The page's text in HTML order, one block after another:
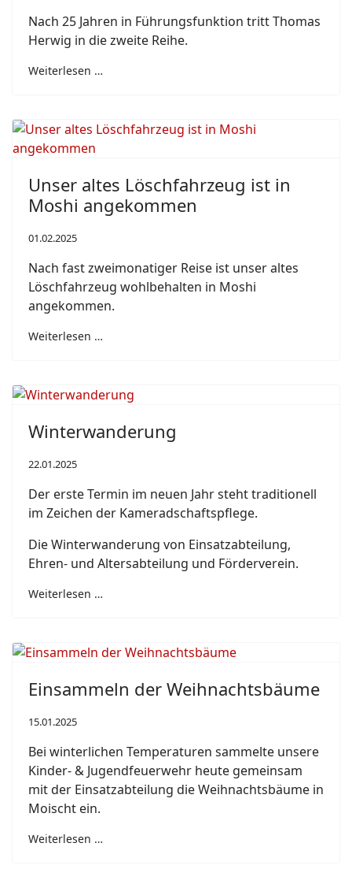
Nach 25 Jahren in Führungsfunktion tritt Thomas
Herwig in die zweite Reihe.
Weiterlesen …
Unser altes Löschfahrzeug ist in
Moshi angekommen
01.02.2025
Nach fast zweimonatiger Reise ist unser altes
Löschfahrzeug wohlbehalten in Moshi
angekommen.
Weiterlesen …
Winterwanderung
22.01.2025
Der erste Termin im neuen Jahr steht traditionell
im Zeichen der Kameradschaftspflege.
Die Winterwanderung von Einsatzabteilung,
Ehren- und Altersabteilung und Förderverein.
Weiterlesen …
Einsammeln der Weihnachtsbäume
15.01.2025
Bei winterlichen Temperaturen sammelte unsere
Kinder- & Jugendfeuerwehr heute gemeinsam
mit der Einsatzabteilung die Weihnachtsbäume in
Moischt ein.
Weiterlesen …